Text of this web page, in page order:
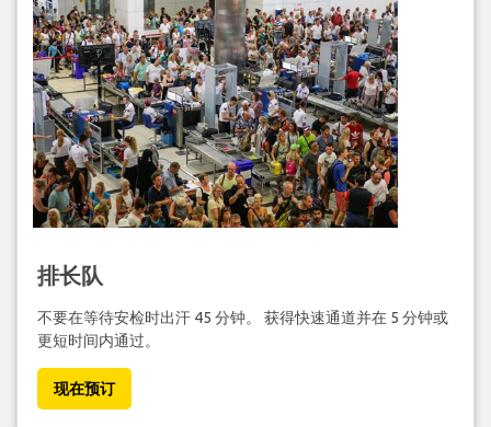
排长队
不要在等待安检时出汗 45 分钟。 获得快速通道并在 5 分钟或
更短时间内通过。
现在预订